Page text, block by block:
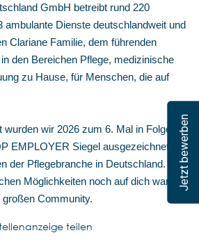
Jetzt bewerben
GmbH betreibt rund 220
ambulante Dienste deutschlandweit und
Clariane Familie, dem führenden
den Bereichen Pflege, medizinische
zu Hause, für Menschen, die auf
wurden wir 2026 zum 6. Mal in Folge mit
EMPLOYER Siegel ausgezeichnet –
der Pflegebranche in Deutschland.
Möglichkeiten noch auf dich warten,
großen Community.
teilen